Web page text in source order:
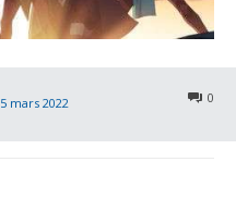
0
5 mars 2022